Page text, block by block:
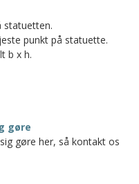
statuetten.
punkt på statuette.
b x h.
gøre
gøre her, så kontakt os